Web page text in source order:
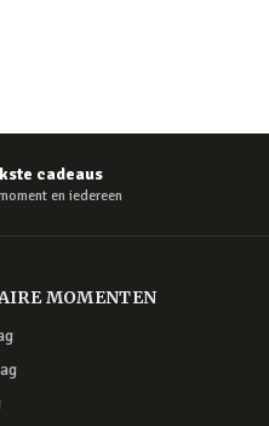
cadeaus
en iedereen
MOMENTEN